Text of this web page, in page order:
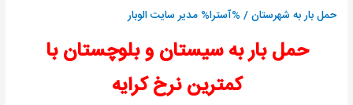
حمل بار به شهرستان/ %آسترا% مدیر سایت الوبار
حمل بار به سیستان و بلوچستان با
کمترین نرخ کرایه
ارزان